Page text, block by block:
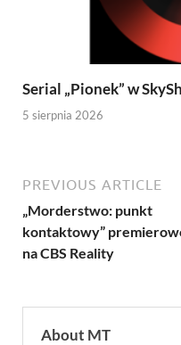
Serial „Pionek” w
5 sierpnia 2026
PREVIOUS ARTICLE
„Morderstwo: punkt
kontaktowy”
na CBS Reality
About MT